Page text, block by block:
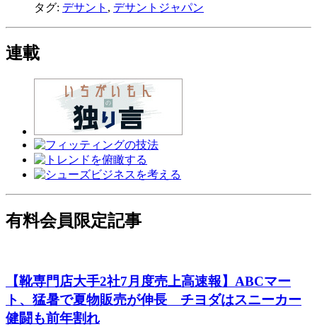
タグ: デサント , デサントジャパン
連載
有料会員限定記事
【靴専門店大手2社7月度売上高速報】ABCマー
ト、猛暑で夏物販売が伸長 チヨダはスニーカー
健闘も前年割れ